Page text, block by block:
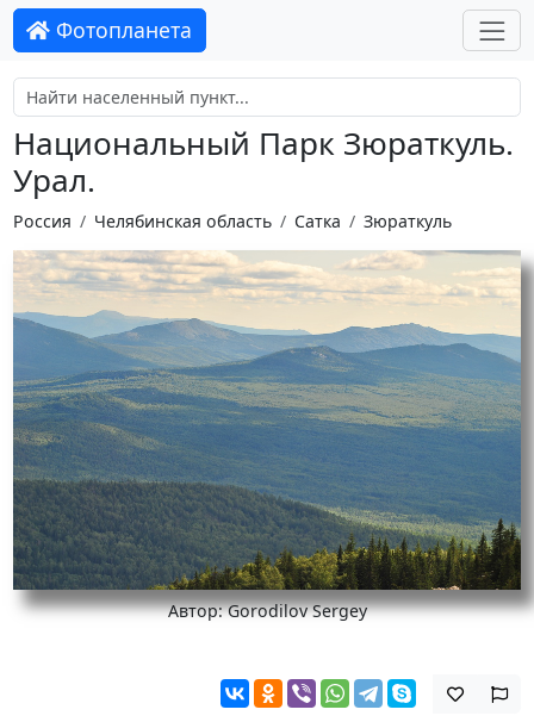
Фотопланета
Национальный Парк Зюраткуль.
Урал.
Россия Челябинская область Сатка Зюраткуль
Автор: Gorodilov Sergey